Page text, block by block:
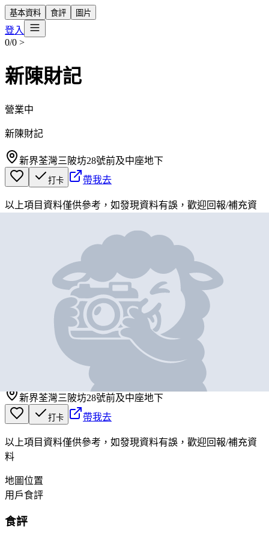
基本資料 食評 圖片
登入
0/0 >
新陳財記
營業中
新陳財記
新界荃灣三陂坊28號前及中座地下
打卡 帶我去
以上項目資料僅供參考，如發現資料有誤，歡迎回報/補充資
新陳財記
新界荃灣三陂坊28號前及中座地下
打卡 帶我去
以上項目資料僅供參考，如發現資料有誤，歡迎回報/補充資
料
地圖位置
用戶食評
食評